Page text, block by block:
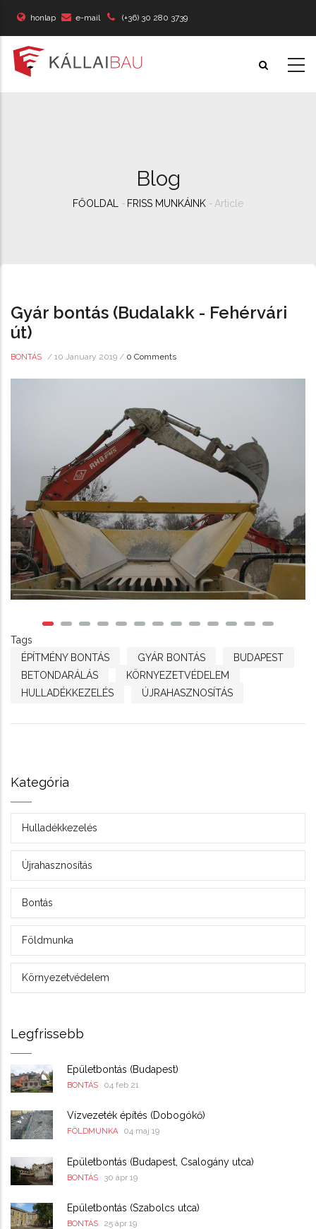
tartalomra
honlap e-mail (+36) 30 280 3739
Blog
Morzsa
FŐOLDAL - FRISS MUNKÁINK - Article
Gyár bontás (Budalakk - Fehérvári
út)
BONTÁS / 10 January 2019 / 0 Comments
Tags
ÉPÍTMÉNY BONTÁS
GYÁR BONTÁS
BUDAPEST
BETONDARÁLÁS
KÖRNYEZETVÉDELEM
HULLADÉKKEZELÉS
ÚJRAHASZNOSÍTÁS
Kategória
Hulladékkezelés
Újrahasznosítás
Bontás
Földmunka
Környezetvédelem
Legfrissebb
Épületbontás (Budapest)
BONTÁS 04 feb 21
Vízvezeték építés (Dobogókő)
FÖLDMUNKA 04 máj 19
Épületbontás (Budapest, Csalogány utca)
BONTÁS 30 ápr 19
Épületbontás (Szabolcs utca)
BONTÁS 25 ápr 19